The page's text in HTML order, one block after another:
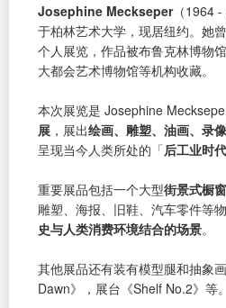
Josephine Meckseper（1964 -
于柏林艺术大学，现居纽约。她
个人展览，作品被布鲁克林博物
大都会艺术博物馆等机构收藏。
本次展览是 Josephine
展 ，展出绘画、雕塑、油画、录
呈现当今人类所处的「后工业时代
重要展品包括一个大型街景式橱
雕塑、海报、旧鞋、汽车零件等
史与人类消费环境结合的场景。
其他展品还有装有模型腿和抽象
Dawn》，展台《Shelf No.2》等。